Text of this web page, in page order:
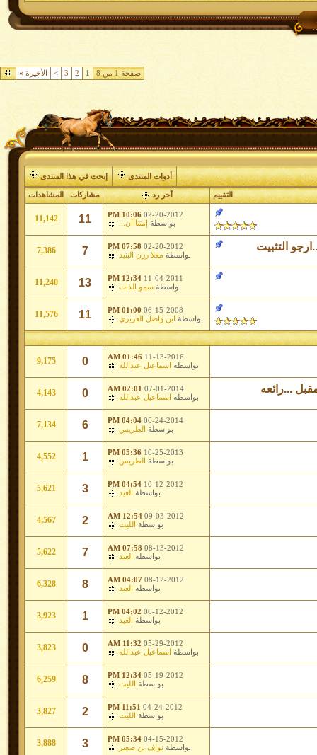
صفحة 1 من 8 1
2
3
> الأخيرة »
أدوات المنتدى إبحث في هذا المنتدى
التقييم آخر رد مشاركات المشاهدات
02-20-2012
10:06 PM
بواسطة إمتنآآآن... 11
11,142
التثبيت 02-20-2012
07:58 PM
بواسطة معلا رزن البنيد 7
7,386
11-04-2011
12:34 PM
بواسطة سمو الذات 13
11,240
06-15-2008
01:00 PM
بواسطة ابن واصل العزيزي 11
11,576
11-13-2016
01:46 AM
بواسطة اسماعيل عبدالله 0
9,175
...رائعه 07-01-2014
02:01 AM
بواسطة اسماعيل عبدالله 0
4,143
06-24-2014
04:04 PM
بواسطة الطريس 6
7,134
10-25-2013
05:36 PM
بواسطة الطريس 1
4,552
10-12-2012
04:54 PM
بواسطة الغيد 3
5,621
09-03-2012
12:54 AM
بواسطة الليث 2
4,567
08-13-2012
07:58 AM
بواسطة الغيد 7
5,622
08-12-2012
04:07 AM
بواسطة الغيد 8
6,328
06-12-2012
04:02 PM
بواسطة الغيد 1
3,923
05-29-2012
11:32 AM
بواسطة اسماعيل عبدالله 0
3,823
05-19-2012
12:34 PM
بواسطة الليث 8
6,259
04-24-2012
11:51 PM
بواسطة الليث 2
3,827
04-15-2012
05:34 PM
بواسطة نواف بن صعير 3
3,888